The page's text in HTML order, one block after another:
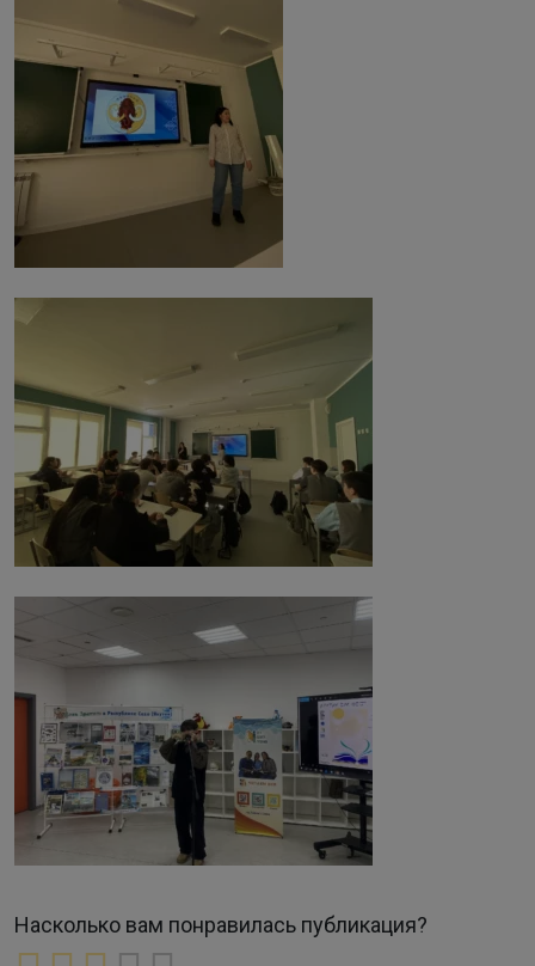
Насколько вам понравилась публикация?